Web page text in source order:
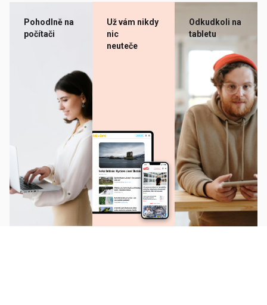
Pohodlně na
počítači
Už vám nikdy
nic
neuteče
Odkudkoli na
tabletu